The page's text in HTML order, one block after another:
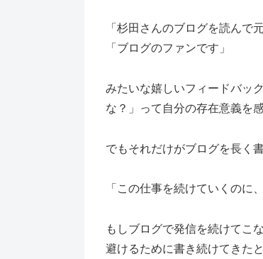
「杉田さんのブログを読んで
「ブログのファンです」
みたいな嬉しいフィードバッ
な？」って自分の存在意義を
でもそれだけがブログを長く
「この仕事を続けていくのに
もしブログで発信を続けてこ
避けるために書き続けてきた